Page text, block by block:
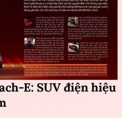
E: SUV điện hiệu